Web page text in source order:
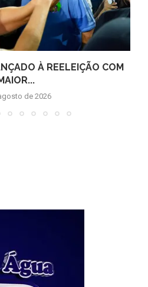
À REELEIÇÃO COM
de 2026